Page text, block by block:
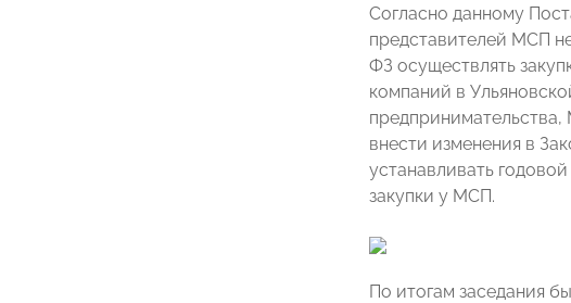
Согласно данному
представителей МСП
ФЗ осуществлять
компаний в
внести изменения в
устанавливать
закупки у МСП.
По итогам заседания